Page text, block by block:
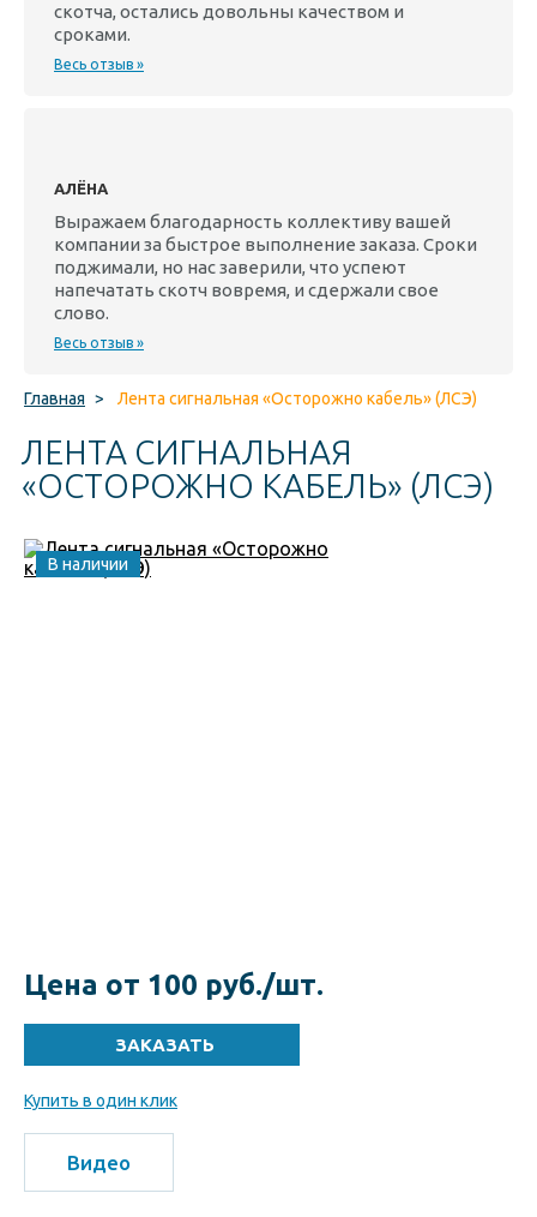
скотча, остались довольны качеством и
сроками.
Весь отзыв »
АЛЁНА
Выражаем благодарность коллективу вашей
компании за быстрое выполнение заказа. Сроки
поджимали, но нас заверили, что успеют
напечатать скотч вовремя, и сдержали свое
слово.
Весь отзыв »
Главная > Лента сигнальная «Осторожно кабель» (ЛСЭ)
ЛЕНТА СИГНАЛЬНАЯ
«ОСТОРОЖНО КАБЕЛЬ» (ЛСЭ)
В наличии
Цена от 100 руб./шт.
Купить в один клик
Видео